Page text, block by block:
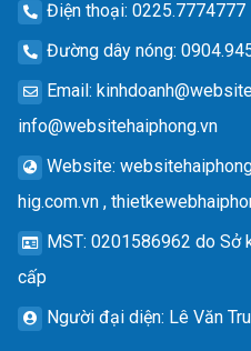
Điện thoại: 0225.7774777
Đường dây nóng:
Email:
info@websitehaiphong.vn
Website:
hig.com.vn ,
MST: 0201586962 do Sở
cấp
Người đại diện: Lê Văn